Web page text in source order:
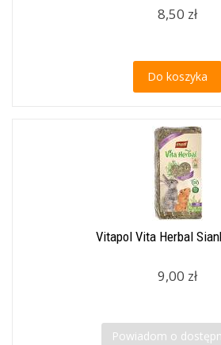
8,50 zł
Do koszyka
Vitapol Vita Herbal
9,00 zł
Powiadom o